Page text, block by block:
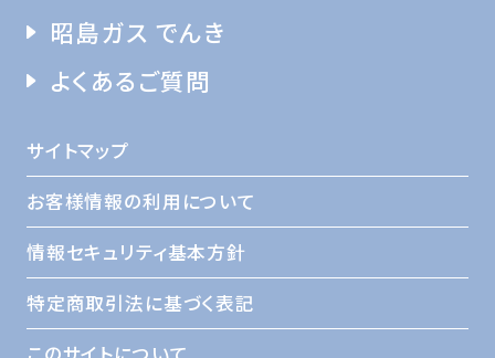
昭島ガス でんき
よくあるご質問
サイトマップ
お客様情報の利用について
情報セキュリティ基本方針
特定商取引法に基づく表記